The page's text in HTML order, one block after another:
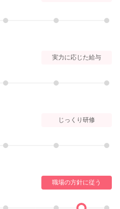
実力に応じた給与
じっくり研修
職場の方針に従う